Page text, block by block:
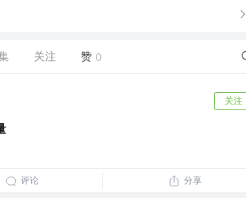
关注 赞 0
关注
评论 分享